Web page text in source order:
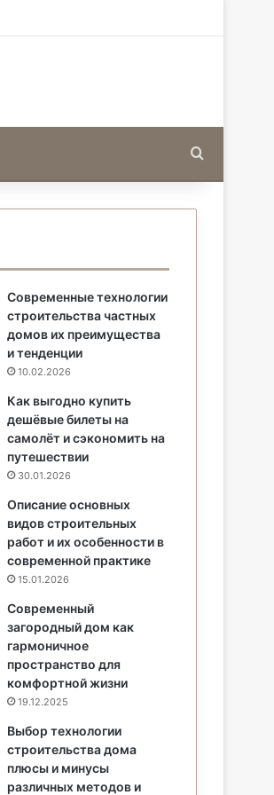
Современные технологии
строительства частных
домов их преимущества
и тенденции
10.02.2026
Как выгодно купить
дешёвые билеты на
самолёт и сэкономить на
путешествии
30.01.2026
Описание основных
видов строительных
работ и их особенности в
современной практике
15.01.2026
Современный
загородный дом как
гармоничное
пространство для
комфортной жизни
19.12.2025
Выбор технологии
строительства дома
плюсы и минусы
различных методов и